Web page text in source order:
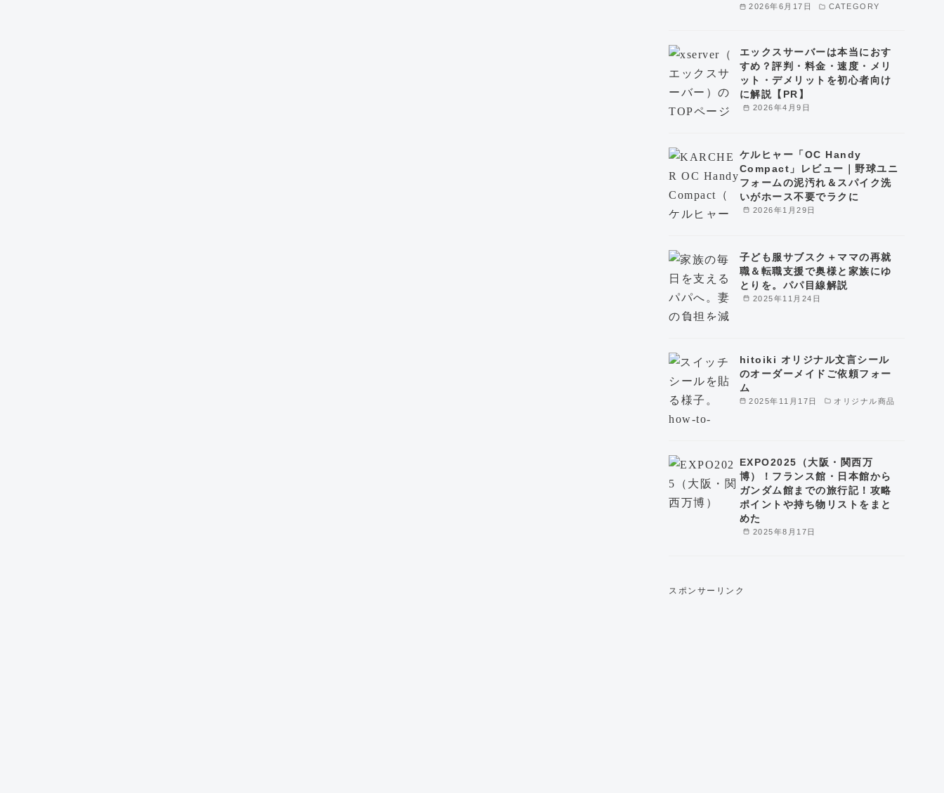
2026年6月17日 CATEGORY
2026年4月9日
エックスサーバーは本当におす
すめ？評判・料金・速度・メリ
ット・デメリットを初心者向け
に解説【PR】
2026年1月29日
ケルヒャー「OC Handy
Compact」レビュー｜野球ユニ
フォームの泥汚れ＆スパイク洗
いがホース不要でラクに
2025年11月24日
子ども服サブスク＋ママの再就
職＆転職支援で奥様と家族にゆ
とりを。パパ目線解説
2025年11月17日 オリジナル商品
hitoiki オリジナル文言シール
のオーダーメイドご依頼フォー
ム
2025年8月17日
EXPO2025（大阪・関西万
博）！フランス館・日本館から
ガンダム館までの旅行記！攻略
ポイントや持ち物リストをまと
めた
スポンサーリンク